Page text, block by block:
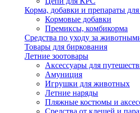
Корма, добавки и препараты
Кормовые добавки
Премиксы, комбикорма
Средства по уходу за
Товары для биркования
Летние зоотовары
Аксессуары для
Амуниция
Игрушки для животных
Летние наряды
Пляжные костюмы и
Средства от клещей и